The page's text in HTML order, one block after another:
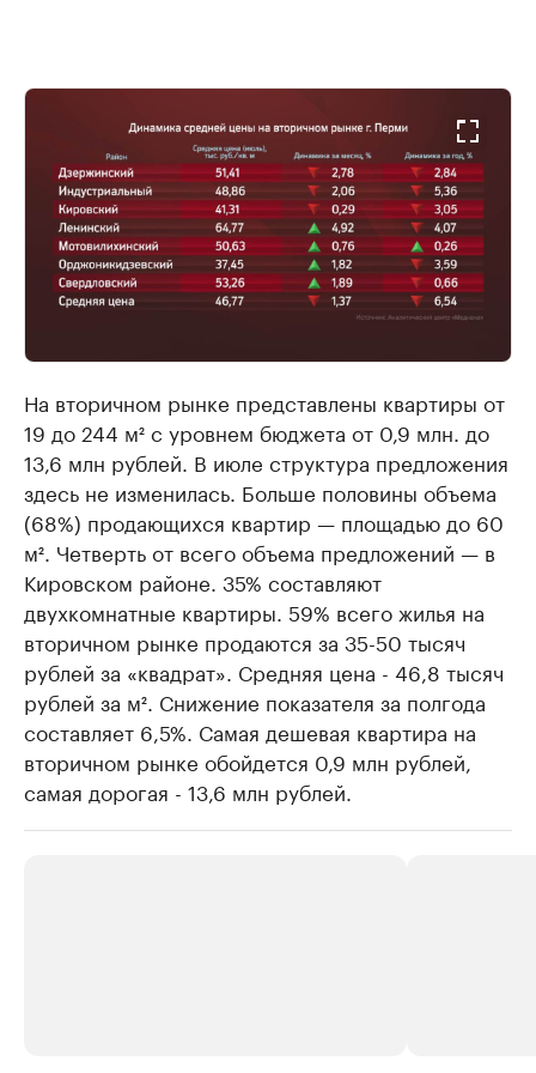
На вторичном рынке представлены квартиры от
19 до 244 м² с уровнем бюджета от 0,9 млн. до
13,6 млн рублей. В июле структура предложения
здесь не изменилась. Больше половины объема
(68%) продающихся квартир — площадью до 60
м². Четверть от всего объема предложений — в
Кировском районе. 35% составляют
двухкомнатные квартиры. 59% всего жилья на
вторичном рынке продаются за 35-50 тысяч
рублей за «квадрат». Средняя цена - 46,8 тысяч
рублей за м². Снижение показателя за полгода
составляет 6,5%. Самая дешевая квартира на
вторичном рынке обойдется 0,9 млн рублей,
самая дорогая - 13,6 млн рублей.